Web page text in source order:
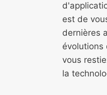
est de
dernières
évolutions
vous
la